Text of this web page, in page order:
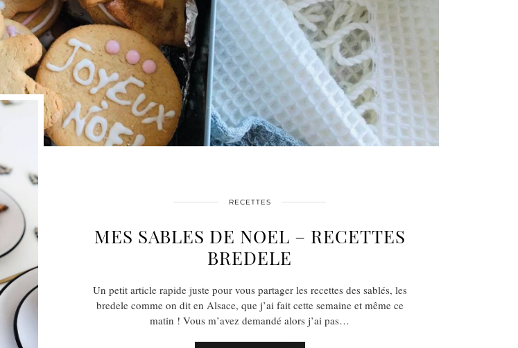
RECETTES
MES SABLES DE NOEL – RECETTES
BREDELE
Un petit article rapide juste pour vous partager les recettes des sablés, les
bredele comme on dit en Alsace, que j’ai fait cette semaine et même ce
matin ! Vous m’avez demandé alors j’ai pas…